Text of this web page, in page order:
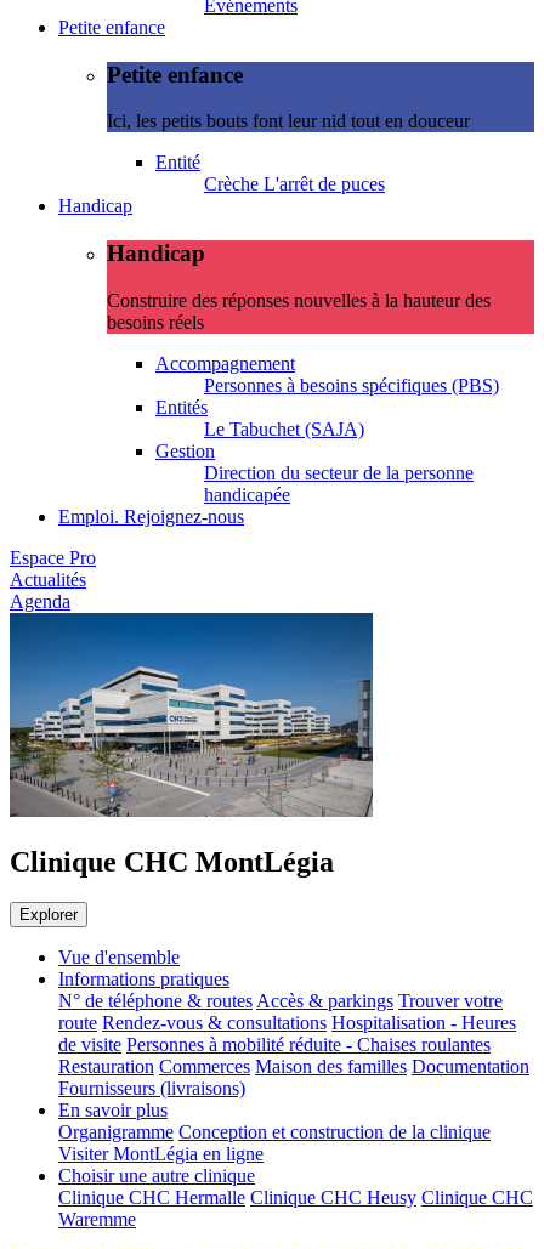
Evénements
Petite enfance
Petite enfance
Ici, les petits bouts font leur nid tout en douceur
Entité
Crèche L'arrêt de puces
Handicap
Handicap
Construire des réponses nouvelles à la hauteur des
besoins réels
Accompagnement
Personnes à besoins spécifiques (PBS)
Entités
Le Tabuchet (SAJA)
Gestion
Direction du secteur de la personne
handicapée
Emploi. Rejoignez-nous
Espace Pro
Actualités
Agenda
Clinique CHC MontLégia
Explorer
Vue d'ensemble
Informations pratiques
N° de téléphone & routesAccès & parkings Trouver votre
route Rendez-vous & consultations Hospitalisation - Heures
de visite Personnes à mobilité réduite - Chaises roulantes
Restauration Commerces Maison des familles Documentation
Fournisseurs (livraisons)
En savoir plus
Organigramme Conception et construction de la clinique
Visiter MontLégia en ligne
Choisir une autre clinique
Clinique CHC Hermalle Clinique CHC Heusy Clinique CHC
Waremme